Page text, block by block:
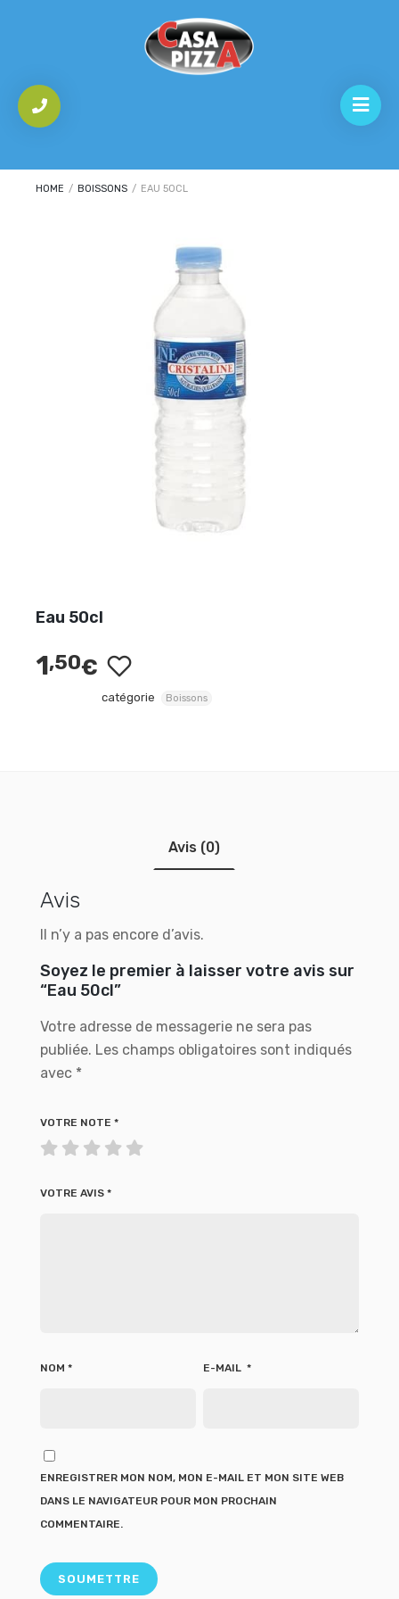
HOME / BOISSONS / EAU 50CL
Eau 50cl
1,50€
catégorie Boissons
Avis (0)
Avis
Il n’y a pas encore d’avis.
Soyez le premier à laisser votre avis sur
“Eau 50cl”
Votre adresse de messagerie ne sera pas
publiée. Les champs obligatoires sont indiqués
avec *
VOTRE NOTE *
VOTRE AVIS *
NOM * E-MAIL *
ENREGISTRER MON NOM, MON E-MAIL ET MON SITE WEB
DANS LE NAVIGATEUR POUR MON PROCHAIN
COMMENTAIRE.